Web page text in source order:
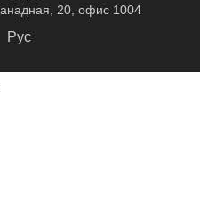
20, офис 1004
Рус